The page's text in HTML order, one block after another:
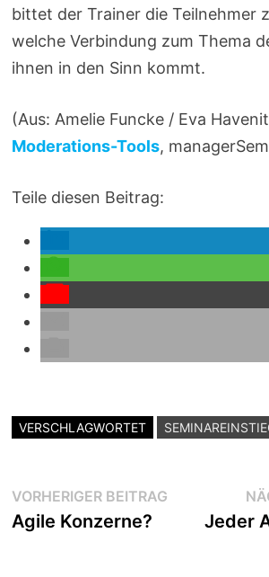
bittet der Trainer die Teilnehmer
welche Verbindung zum Thema
ihnen in den Sinn kommt.
(Aus: Amelie Funcke / Eva
Moderations-Tools,
Teile diesen Beitrag:
VERSCHLAGWORTET
Beitragsnavigation
VORHERIGER BEITRAG Vorheriger
Beitrag:
Agile Konzerne?
Jeder